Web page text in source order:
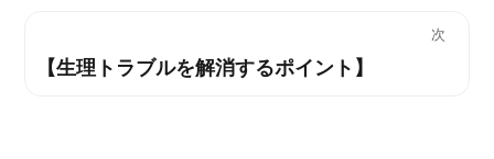
投
次
次【生理トラブルを解消するポイント】